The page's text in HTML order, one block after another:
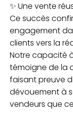
✨ Une vente
Ce succès
engagement
clients vers la
Notre capacité
témoigne de la
faisant preuve
dévouement à
vendeurs que